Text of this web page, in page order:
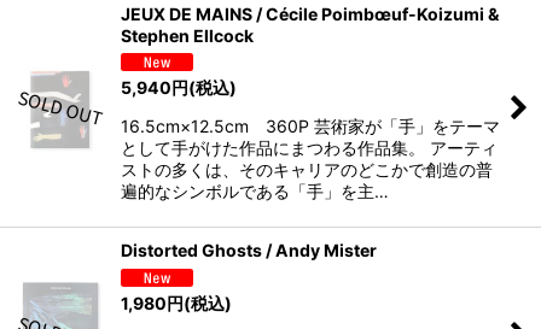
JEUX DE MAINS / Cécile Poimbœuf-Koizumi &
Stephen Ellcock
5,940円(税込)
16.5cm×12.5cm 360P 芸術家が「手」をテーマ
として手がけた作品にまつわる作品集。 アーティ
ストの多くは、そのキャリアのどこかで創造の普
遍的なシンボルである「手」を主…
Distorted Ghosts / Andy Mister
1,980円(税込)